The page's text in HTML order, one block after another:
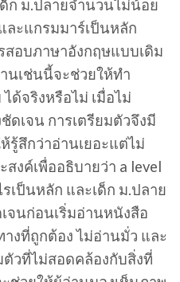
ก ม.ปลายจำนวนไม่น้อย
ละแกรมมาร์เป็นหลัก
สอบภาษาอังกฤษแบบเดิม
นเช่นนี้จะช่วยให้ทำ
ด้จริงหรือไม่ เมื่อไม่
เจน การเตรียมตัวจึงมี
รู้สึกว่าอ่านเยอะแต่ไม่
งค์เพื่ออธิบายว่า a level
เป็นหลัก และเด็ก ม.ปลาย
จนก่อนเริ่มอ่านหนังสือ
งที่ถูกต้อง ไม่อ่านมั่ว และ
ตัวที่ไม่สอดคล้องกับสิ่งที่